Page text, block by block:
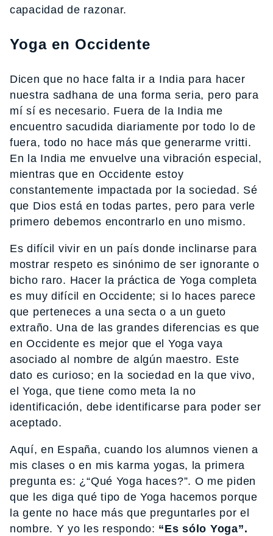
capacidad de razonar.
Yoga en Occidente
Dicen que no hace falta ir a India para hacer
nuestra sadhana de una forma seria, pero para
mí sí es necesario. Fuera de la India me
encuentro sacudida diariamente por todo lo de
fuera, todo no hace más que generarme vritti.
En la India me envuelve una vibración especial,
mientras que en Occidente estoy
constantemente impactada por la sociedad. Sé
que Dios está en todas partes, pero para verle
primero debemos encontrarlo en uno mismo.
Es difícil vivir en un país donde inclinarse para
mostrar respeto es sinónimo de ser ignorante o
bicho raro. Hacer la práctica de Yoga completa
es muy difícil en Occidente; si lo haces parece
que perteneces a una secta o a un gueto
extraño. Una de las grandes diferencias es que
en Occidente es mejor que el Yoga vaya
asociado al nombre de algún maestro. Este
dato es curioso; en la sociedad en la que vivo,
el Yoga, que tiene como meta la no
identificación, debe identificarse para poder ser
aceptado.
Aquí, en España, cuando los alumnos vienen a
mis clases o en mis karma yogas, la primera
pregunta es: ¿“Qué Yoga haces?”. O me piden
que les diga qué tipo de Yoga hacemos porque
la gente no hace más que preguntarles por el
nombre. Y yo les respondo: “Es sólo Yoga”.